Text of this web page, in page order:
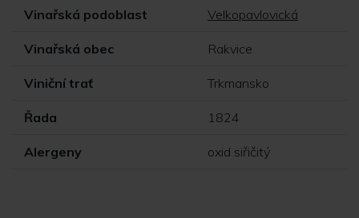
Vinařská podoblast Velkopavlovická
Vinařská obec Rakvice
Viniční trať Trkmansko
Řada 1824
Alergeny oxid siřičitý